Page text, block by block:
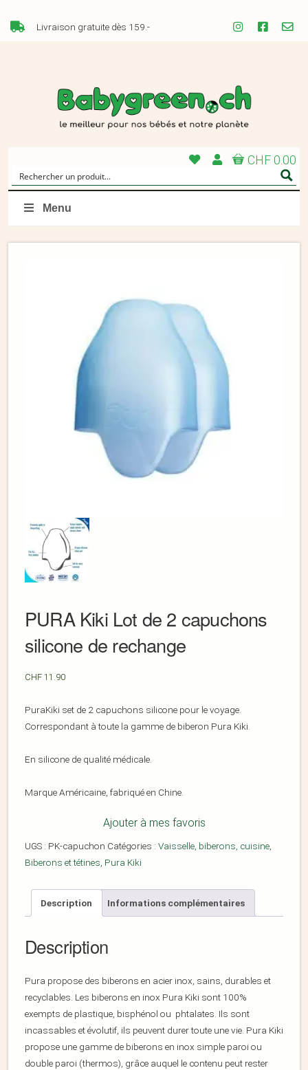
Livraison gratuite dès 159.-
CHF 0.00
Menu
PURA Kiki Lot de 2 capuchons
silicone de rechange
CHF 11.90
PuraKiki set de 2 capuchons silicone pour le voyage.
Correspondant à toute la gamme de biberon Pura Kiki.
En silicone de qualité médicale.
Marque Américaine, fabriqué en Chine.
Ajouter à mes favoris
UGS : PK-capuchon Catégories : Vaisselle, biberons, cuisine,
Biberons et tétines, Pura Kiki
Description Informations complémentaires
Description
Pura propose des biberons en acier inox, sains, durables et
recyclables. Les biberons en inox Pura Kiki sont 100%
exempts de plastique, bisphénol ou phtalates. Ils sont
incassables et évolutif, ils peuvent durer toute une vie. Pura Kiki
propose une gamme de biberons en inox simple paroi ou
double paroi (thermos), grâce auquel le contenu peut rester